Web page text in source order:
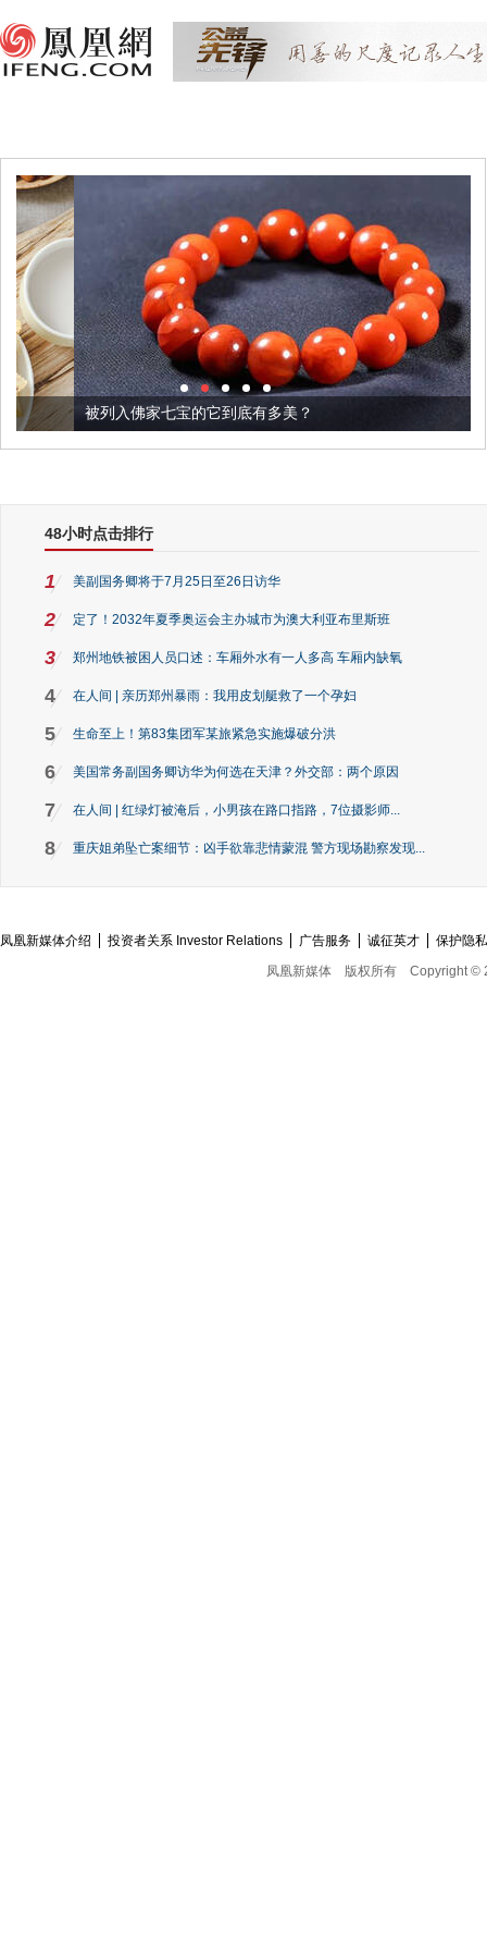
被列入佛家七宝的它到底有多美？
48小时点击排行
1 美副国务卿将于7月25日至26日访华
2 定了！2032年夏季奥运会主办城市为澳大利亚布里斯班
3 郑州地铁被困人员口述：车厢外水有一人多高 车厢内缺氧
4 在人间 | 亲历郑州暴雨：我用皮划艇救了一个孕妇
5 生命至上！第83集团军某旅紧急实施爆破分洪
6 美国常务副国务卿访华为何选在天津？外交部：两个原因
7 在人间 | 红绿灯被淹后，小男孩在路口指路，7位摄影师...
8 重庆姐弟坠亡案细节：凶手欲靠悲情蒙混 警方现场勘察发现...
凤凰新媒体介绍 投资者关系 Investor Relations 广告服务 诚征英才
保护隐
凤凰新媒体
版权所有 Copyright ©